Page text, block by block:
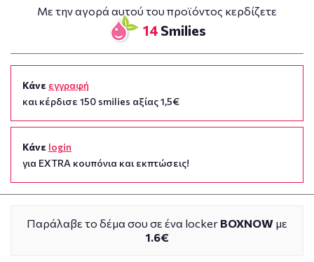
Με την αγορά αυτού του προϊόντος κερδίζετε
14 Smilies
Κάνε εγγραφή
και κέρδισε 150 smilies αξίας 1,5€
Κάνε login
για EXTRA κουπόνια και εκπτώσεις!
Παράλαβε το δέμα σου σε ένα locker BOXNOW με
1.6€